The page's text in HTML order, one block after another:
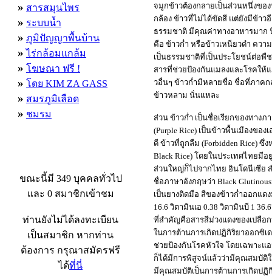
» สารสมุนไพร
» ระบบน้ำ
» ภูมิปัญญาพื้นบ้าน
» ไร่กล้อมแกล้ม
» โฆษณา ฟรี !
» โดย KIM ZA GASS
» สมรภูมิเลือด
» ชมรม
ขณะนี้มี 349 บุคคลทั่วไป
และ 0 สมาชิกเข้าชม
ท่านยังไม่ได้ลงทะเบียน
เป็นสมาชิก หากท่าน
ต้องการ กรุณาสมัครฟรี
ได้ที่นี่
จมูกข้าวต้องกลายเป็นส่วนหนึ่งขอ
กล้อง ข้าวที่ไม่ได้ขัดสี แต่ยังมีข้าว
ธรรมชาติ มีคุณค่าทางอาหารมาก
คือ ข้าวก่ำ หรือข้าวเหนียวดำ ควา
เป็นธรรมชาติที่เป็นประโยชน์ต่อพื
สารที่ช่วยป้องกันแมลงและโรคให้
วอื่นๆ ข้าวก่ำมีหลายชื่อ ชื่อที่ภาคก
ข้าวหลาม นั่นแหละ
ส่วน ข้าวก่ำ เป็นชื่อเรียกของทาง
(Purple Rice) เป็นข้าวพื้นเมืองขอ
ดี ข้าวที่ถูกลืม (Forbidden Rice) ซึ่
Black Rice) โดยในประเทศไทยมี
ส่วนใหญ่ก็ไปจากไทย อินโดนีเซีย
ชื่อภาษาอังกฤษว่า Black
เป็นยางติดมือ สีของข้าวก่ำออกแด
16.6 วิตามินเอ 0.38 วิตามินบี 1
ที่สำคัญคือสารสีม่วงแดงของเปลื
ในการต้านการเกิดปฏิกิริยาออกซิ
ช่วยป้องกันโรคหัวใจ โดยเฉพาะ
ก็ได้มีการพิสูจน์แล้วว่ามีคุณสมบัติใ
มีคุณสมบัติเป็นการต้านการเกิดปฏิ